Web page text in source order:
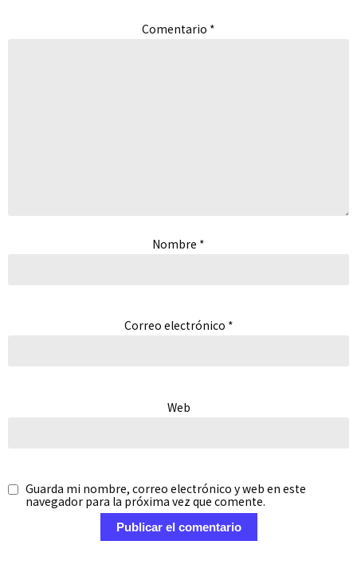
Comentario *
Nombre *
Correo electrónico *
Web
Guarda mi nombre, correo electrónico y web en este
navegador para la próxima vez que comente.